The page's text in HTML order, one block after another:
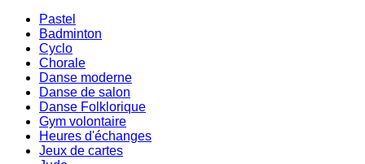
Pastel
Badminton
Cyclo
Chorale
Danse moderne
Danse de salon
Danse Folklorique
Gym volontaire
Heures d'échanges
Jeux de cartes